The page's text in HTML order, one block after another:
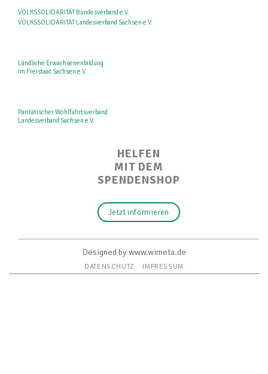
VOLKSSOLIDARITÄT Bundesverband e.V.
VOLKSSOLIDARITÄT Landesverband Sachsen e.V.
Ländliche Erwachsenenbildung
im Freistaat Sachsen e.V.
Paritätischer Wohlfahrtsverband
Landesverband Sachsen e.V.
HELFEN
MIT DEM
SPENDENSHOP
Jetzt informieren
Designed by www.wimeta.de
DATENSCHUTZ IMPRESSUM